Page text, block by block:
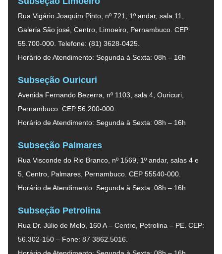
Rua Vigário Joaquim Pinto, nº 721, 1º andar, sala 11,
Galeria São josé, Centro, Limoeiro, Pernambuco. CEP
55.700-000. Telefone: (81) 3628-0425.
Horário de Atendimento: Segunda à Sexta: 08h – 16h
Subseção Ouricuri
Avenida Fernando Bezerra, nº 1103, sala 4, Ouricuri,
Pernambuco. CEP 56.200-000.
Horário de Atendimento: Segunda à Sexta: 08h – 16h
Subseção Palmares
Rua Visconde do Rio Branco, nº 1569, 1º andar, salas 4 e
5, Centro, Palmares, Pernambuco. CEP 55540-000.
Horário de Atendimento: Segunda à Sexta: 08h – 16h
Subseção Petrolina
Rua Dr. Júlio de Melo, 160 A – Centro, Petrolina – PE. CEP:
56.302-150 – Fone: 87 3862.5016.